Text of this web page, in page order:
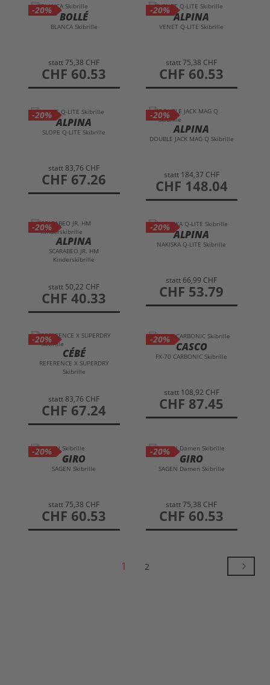
-20%
BOLLÉ
BLANCA Skibrille
statt75,38 CHF
preis
CHF 60.53
-20%
ALPINA
VENET Q-LITE Skibrille
statt75,38 CHF
preis
CHF 60.53
-20%
ALPINA
SLOPE Q-LITE Skibrille
statt83,76 CHF
preis
CHF 67.26
-20%
ALPINA
DOUBLE JACK MAG Q Skibrille
statt 184,37 CHF
preis
CHF 148.04
-20%
ALPINA
SCARABEO JR. HM
Kinderskibrille
statt 50,22 CHF
preis
CHF 40.33
-20%
ALPINA
NAKISKA Q-LITE Skibrille
statt 66,99 CHF
preis
CHF 53.79
-20%
CÉBÉ
REFERENCE X SUPERDRY
Skibrille
statt83,76 CHF
preis
CHF 67.24
-20%
CASCO
FX-70 CARBONIC Skibrille
statt 108,92 CHF
preis
CHF 87.45
-20%
GIRO
SAGEN Skibrille
statt75,38 CHF
preis
CHF 60.53
-20%
GIRO
SAGEN Damen Skibrille
statt75,38 CHF
preis
CHF 60.53
1 2